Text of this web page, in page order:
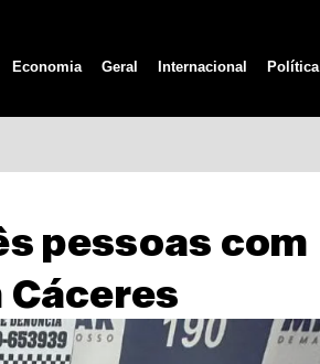
Economia Geral Internacional Política
pessoas com
Cáceres